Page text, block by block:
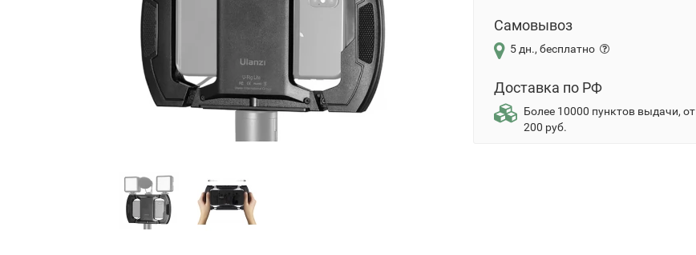
Самовывоз
5 дн., бесплатно
Доставка по РФ
Более 10000 пунктов выдачи, от
200 руб.